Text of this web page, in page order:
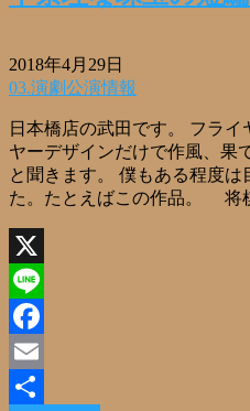
2018年4月29日
03.演劇公演情報
日本橋店の武田です。 フラ
ヤーデザインだけで作風、果
と聞きます。 僕もある程度
た。たとえばこの作品。 将
X
Line
Facebook
Email